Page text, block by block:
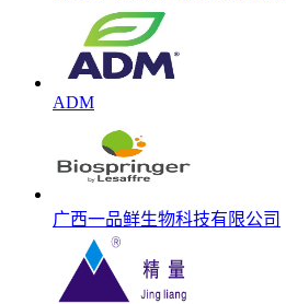
ADM
广西一品鲜生物科技有限公司